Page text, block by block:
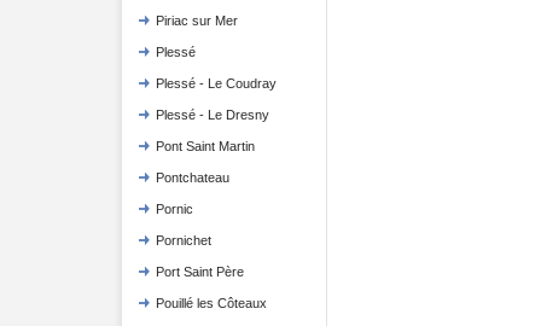
Piriac sur Mer
Plessé
Plessé - Le Coudray
Plessé - Le Dresny
Pont Saint Martin
Pontchateau
Pornic
Pornichet
Port Saint Père
Pouillé les Côteaux